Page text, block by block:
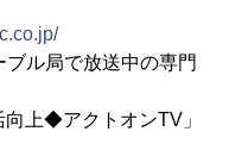
ル局で放送中の専門
アクトオンTV」